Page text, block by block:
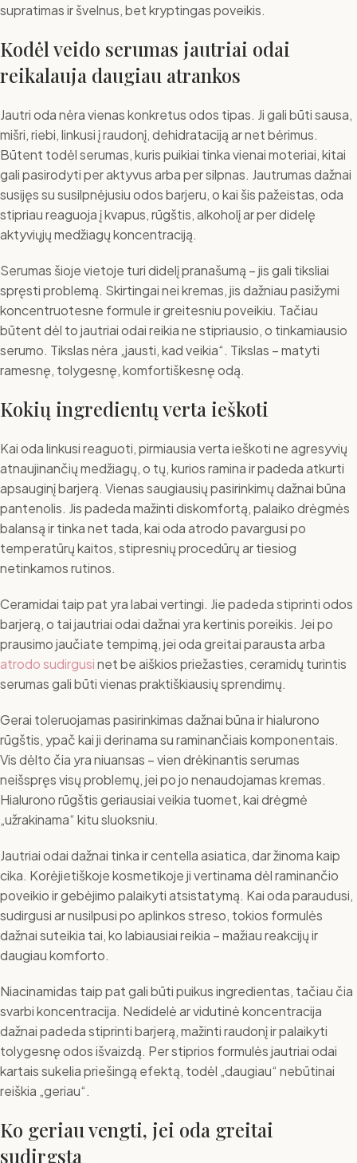
supratimas ir švelnus, bet kryptingas poveikis.
Kodėl veido serumas jautriai odai
reikalauja daugiau atrankos
Jautri oda nėra vienas konkretus odos tipas. Ji gali būti sausa,
mišri, riebi, linkusi į raudonį, dehidrataciją ar net bėrimus.
Būtent todėl serumas, kuris puikiai tinka vienai moteriai, kitai
gali pasirodyti per aktyvus arba per silpnas. Jautrumas dažnai
susijęs su susilpnėjusiu odos barjeru, o kai šis pažeistas, oda
stipriau reaguoja į kvapus, rūgštis, alkoholį ar per didelę
aktyviųjų medžiagų koncentraciją.
Serumas šioje vietoje turi didelį pranašumą – jis gali tiksliai
spręsti problemą. Skirtingai nei kremas, jis dažniau pasižymi
koncentruotesne formule ir greitesniu poveikiu. Tačiau
būtent dėl to jautriai odai reikia ne stipriausio, o tinkamiausio
serumo. Tikslas nėra „jausti, kad veikia“. Tikslas – matyti
ramesnę, tolygesnę, komfortiškesnę odą.
Kokių ingredientų verta ieškoti
Kai oda linkusi reaguoti, pirmiausia verta ieškoti ne agresyvių
atnaujinančių medžiagų, o tų, kurios ramina ir padeda atkurti
apsauginį barjerą. Vienas saugiausių pasirinkimų dažnai būna
pantenolis. Jis padeda mažinti diskomfortą, palaiko drėgmės
balansą ir tinka net tada, kai oda atrodo pavargusi po
temperatūrų kaitos, stipresnių procedūrų ar tiesiog
netinkamos rutinos.
Ceramidai taip pat yra labai vertingi. Jie padeda stiprinti odos
barjerą, o tai jautriai odai dažnai yra kertinis poreikis. Jei po
prausimo jaučiate tempimą, jei oda greitai parausta arba
atrodo sudirgusinet be aiškios priežasties, ceramidų turintis
serumas gali būti vienas praktiškiausių sprendimų.
Gerai toleruojamas pasirinkimas dažnai būna ir hialurono
rūgštis, ypač kai ji derinama su raminančiais komponentais.
Vis dėlto čia yra niuansas – vien drėkinantis serumas
neišspręs visų problemų, jei po jo nenaudojamas kremas.
Hialurono rūgštis geriausiai veikia tuomet, kai drėgmė
„užrakinama“ kitu sluoksniu.
Jautriai odai dažnai tinka ir centella asiatica, dar žinoma kaip
cika. Korėjietiškoje kosmetikoje ji vertinama dėl raminančio
poveikio ir gebėjimo palaikyti atsistatymą. Kai oda paraudusi,
sudirgusi ar nusilpusi po aplinkos streso, tokios formulės
dažnai suteikia tai, ko labiausiai reikia – mažiau reakcijų ir
daugiau komforto.
Niacinamidas taip pat gali būti puikus ingredientas, tačiau čia
svarbi koncentracija. Nedidelė ar vidutinė koncentracija
dažnai padeda stiprinti barjerą, mažinti raudonį ir palaikyti
tolygesnę odos išvaizdą. Per stiprios formulės jautriai odai
kartais sukelia priešingą efektą, todėl „daugiau“ nebūtinai
reiškia „geriau“.
Ko geriau vengti, jei oda greitai
sudirgsta